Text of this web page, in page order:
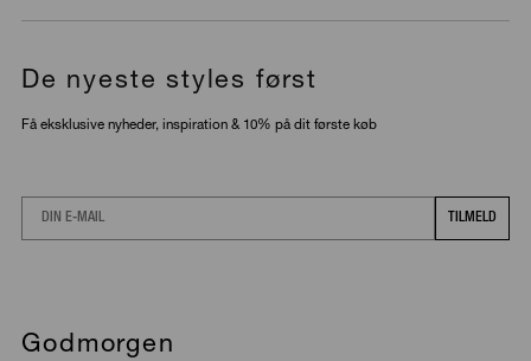
Godmorgen
De nyeste styles først
Få eksklusive nyheder, inspiration & 10% på dit første køb
Email
TILMELD